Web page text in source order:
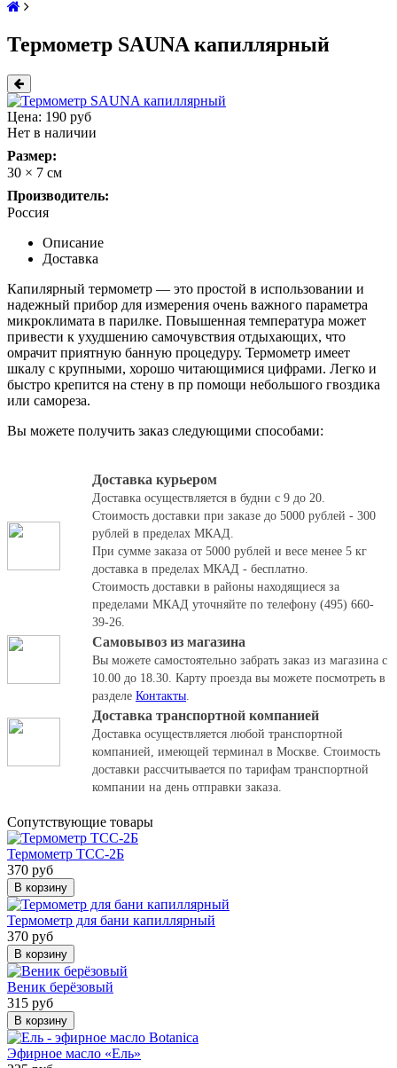
Термометр SAUNA капиллярный
Цена: 190 руб
Нет в наличии
Размер:
30 × 7 см
Производитель:
Россия
Описание
Доставка
Капилярный термометр — это простой в использовании и
надежный прибор для измерения очень важного параметра
микроклимата в парилке. Повышенная температура может
привести к ухудшению самочувствия отдыхающих, что
омрачит приятную банную процедуру. Термометр имеет
шкалу с крупными, хорошо читающимися цифрами. Легко и
быстро крепится на стену в пр помощи небольшого гвоздика
или самореза.
Вы можете получить заказ следующими способами:
Доставка курьером
Доставка осуществляется в будни с 9 до 20.
Стоимость доставки при заказе до 5000 рублей - 300
рублей в пределах МКАД.
При сумме заказа от 5000 рублей и весе менее 5 кг
доставка в пределах МКАД - бесплатно.
Стоимость доставки в районы находящиеся за
пределами МКАД уточняйте по телефону (495) 660-
39-26.
Самовывоз из магазина
Вы можете самостоятельно забрать заказ из магазина с
10.00 до 18.30. Карту проезда вы можете посмотреть в
разделе Контакты
Доставка транспортной компанией
Доставка осуществляется любой транспортной
компанией, имеющей терминал в Москве. Стоимость
доставки рассчитывается по тарифам транспортной
компании на день отправки заказа.
Cопутствующие товары
Термометр ТСС-2Б
370 руб
В корзину
Термометр для бани капиллярный
370 руб
В корзину
Веник берёзовый
315 руб
В корзину
Эфирное масло «Ель»